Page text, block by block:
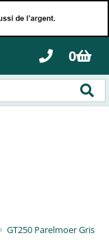
0
GT250 Parelmoer Gris